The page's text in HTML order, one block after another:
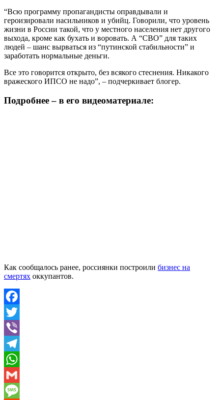
“Всю программу пропагандисты оправдывали и
героизировали насильников и убийц. Говорили, что уровень
жизни в России такой, что у местного населения нет другого
выхода, кроме как бухать и воровать. А “СВО” для таких
людей – шанс вырваться из “путинской стабильности” и
заработать нормальные деньги.
Все это говорится открыто, без всякого стеснения. Никакого
вражеского ИПСО не надо”, – подчеркивает блогер.
Подробнее – в его видеоматериале:
Как сообщалось ранее, россиянки построили бизнес на
смертях оккупантов.
Facebook
Twitter
Viber
Telegram
WhatsApp
Gmail